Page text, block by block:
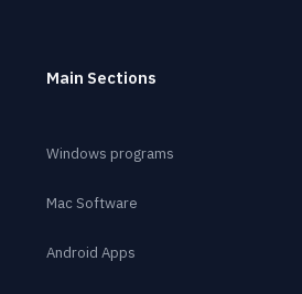
Main Sections
Windows programs
Mac Software
Android Apps